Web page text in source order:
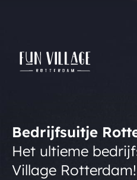
Bedrijfsuitje
Het ultieme
Village Rotterdam!